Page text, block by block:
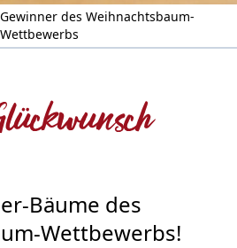
Gewinner des Weihnachtsbaum-
Wettbewerbs
Bäume des
Wettbewerbs!